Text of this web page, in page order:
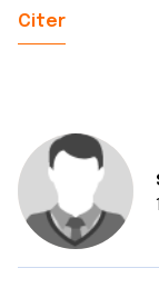
Citer